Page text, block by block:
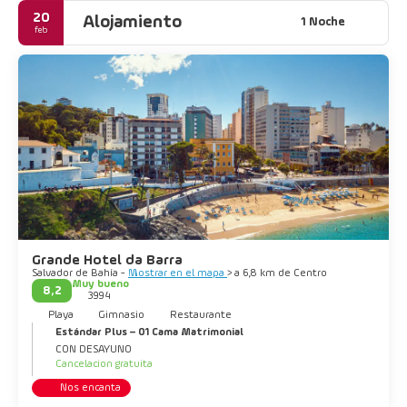
Salvador te abraza y no dejarte ir, así que venga y asuma su
20
feb Alojamiento 1 Noche
Grande Hotel da Barra
Salvador de Bahía - Mostrar en el mapa > a 6,8 km de Centro
8,2
Muy bueno
3994
Playa
Gimnasio
Restaurante
Estándar Plus – 01 Cama Matrimonial
CON DESAYUNO
Cancelacion gratuita
Nos encanta